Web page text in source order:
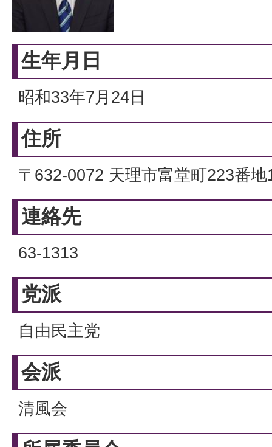
生年月日
昭和33年7月24日
住所
〒632-0072 天理市富堂町223番地
連絡先
63-1313
党派
自由民主党
会派
清風会